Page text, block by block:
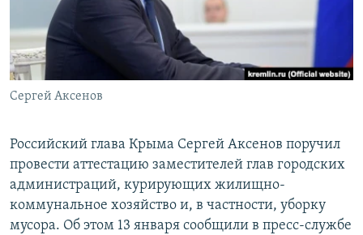
ПОБЕДИТЕЛЕЙ НЕ СУДЯТ?
КРЫМ.НЕПОКОРЕННЫЙ
ELIFBE
УКРАИНСКАЯ ПРОБЛЕМА КРЫМА
ПРИСОЕДИНЯЙТЕСЬ!
Сергей Аксенов
Российский глава Крыма Сергей Аксенов поручил
провести аттестацию заместителей глав городских
администраций, курирующих жилищно-
коммунальное хозяйство и, в частности, уборку
мусора. Об этом 13 января сообщили в пресс-службе